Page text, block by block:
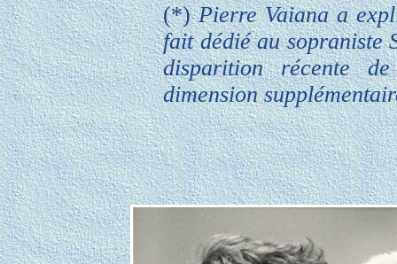
(*)Pierre Vaiana a
fait dédié au sopraniste
disparition récente
dimension